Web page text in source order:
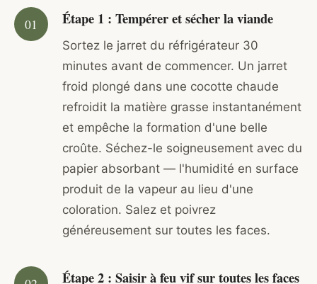
Étape 1 : Tempérer et sécher la viande
Sortez le jarret du réfrigérateur 30
minutes avant de commencer. Un jarret
froid plongé dans une cocotte chaude
refroidit la matière grasse instantanément
et empêche la formation d'une belle
croûte. Séchez-le soigneusement avec du
papier absorbant — l'humidité en surface
produit de la vapeur au lieu d'une
coloration. Salez et poivrez
généreusement sur toutes les faces.
Étape 2 : Saisir à feu vif sur toutes les faces